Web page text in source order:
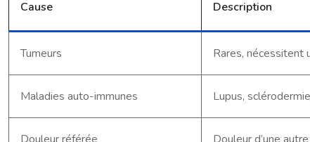
Cause Description
Tumeurs Rares, nécessitent
Maladies auto-immunes Lupus,